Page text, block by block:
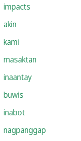
impacts
akin
kami
masaktan
inaantay
buwis
inabot
nagpanggap